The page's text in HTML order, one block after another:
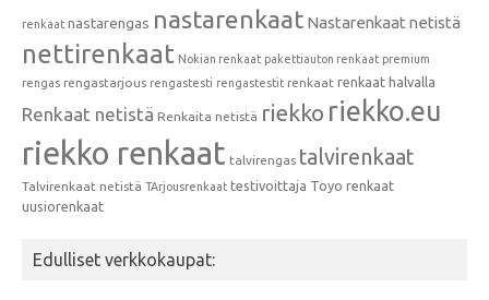
renkaat nastarengas nastarenkaat Nastarenkaat netistä
nettirenkaat Nokian renkaat pakettiauton renkaat premium
rengas rengastarjous rengastesti rengastestit renkaat renkaat halvalla
Renkaat netistä Renkaita netistä riekko riekko.eu
riekko renkaat talvirengas talvirenkaat
Talvirenkaat netistä TArjousrenkaat testivoittaja Toyo renkaat
uusiorenkaat
Edulliset verkkokaupat: